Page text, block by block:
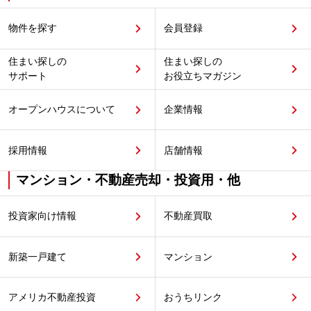
物件を探す 会員登録
住まい探しの
サポート
住まい探しの
お役立ちマガジン
オープンハウスについて 企業情報
採用情報 店舗情報
マンション・不動産売却・投資用・他
投資家向け情報 不動産買取
新築一戸建て マンション
アメリカ不動産投資 おうちリンク